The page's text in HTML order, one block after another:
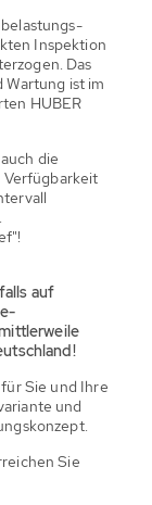
Inspektion
Das
ist im
HUBER
die
auf
Sie und Ihre
und
Sie